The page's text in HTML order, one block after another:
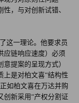
性，与对创新试错、
这一理论。他要求员
应链响应速度）必须
提案的呈现方式）
上是对柏文喜“结构性
如柏文喜在万达并购
创新采用“产权分割证